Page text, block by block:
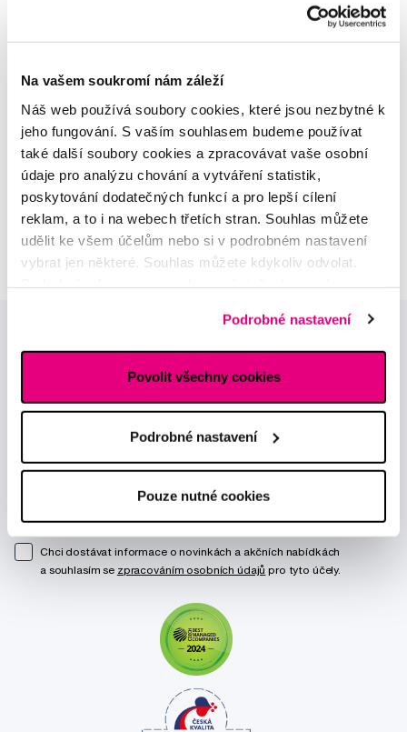
Na vašem soukromí nám záleží
Náš web používá soubory cookies, které jsou nezbytné k
jeho fungování. S vaším souhlasem budeme používat
také další soubory cookies a zpracovávat vaše osobní
údaje pro analýzu chování a vytváření statistik,
poskytování dodatečných funkcí a pro lepší cílení
reklam, a to i na webech třetích stran. Souhlas můžete
udělit ke všem účelům nebo si v podrobném nastavení
vybrat jen některé. Souhlas můžete kdykoliv odvolat.
Podrobné nastavení
Povolit všechny cookies
Podrobné nastavení
Pouze nutné cookies
Odborná zubní konzultace –
Alena Růžičková
odborná konzultace dětského
MUDr. Alžběta Smetanová
atestovaná lékařka
dermatovenerologie
Novinky a nabídky
Chci dostávat informace o novinkách a akčních nabídkách
a souhlasím se zpracováním osobních údajů pro tyto účely.